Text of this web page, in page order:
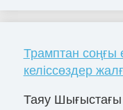
Трамптан соңғы
келіссөздер
Таяу Шығыстағы